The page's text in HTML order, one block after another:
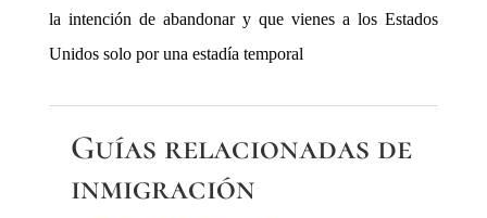
la intención de abandonar y que vienes a los Estados
Unidos solo por una estadía temporal
Guías relacionadas de
inmigración